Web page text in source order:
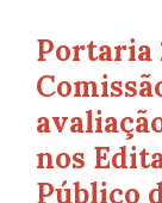
Portaria
nos
Público